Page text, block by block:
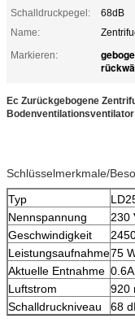
Schalldruckpegel:
68dB
Name:
Markieren:
Ec Zurückgebogene
Bodenventilationsventilator
Schlüsselmerkmale/
Typ
Nennspannung
230
Geschwindigkeit
Leistungsaufnahme75
Aktuelle Entnahme 0.6A
Luftstrom
920
Schalldruckniveau
68